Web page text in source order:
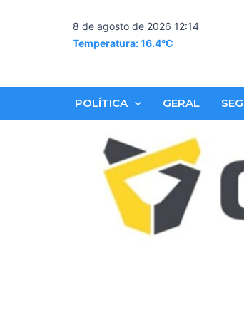
8 de agosto de 2026 12:14
Temperatura: 16.4°C
POLÍTICA GERAL